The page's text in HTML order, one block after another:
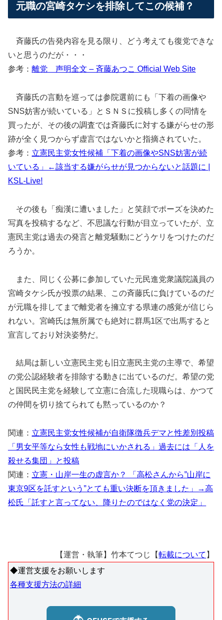
元職の宮崎タケシを排除してこの候補？
斉藤氏の告発内容を見る限り、どう考えても復党できな
いと思うのだが・・・
参考： 離党 声明全文 – 斉藤あつこ Official Web Site
斉藤氏の言動を巡っては参院選前にも「下着の画像や
SNS妨害が続いている」とＳＮＳに投稿し多くの同情を
買ったが、その後の調査では斉藤氏に対する嫌がらせの形
跡が全く見つからず虚言ではないかと指摘されていた。
参考： 立憲民主党女性候補「下着の画像やSNS妨害が続
いている」←該当する嫌がらせが見つからないと話題に |
KSL-Live!
その後も「痴漢に遭いました」と笑顔でポーズを決めた
写真を投稿するなど、不思議な行動が目立っていたが、立
憲民主党は過去の発言と離党騒動にどうケリをつけたのだ
ろうか。
また、同じく公募に参加していた元民進党衆議院議員の
宮崎タケシ氏が投票の結果、この斉藤氏に負けているのだ
が元職を排してまで離党者を擁立する県連の感覚が信じら
れない。宮崎氏は無所属でも絶対に群馬1区で出馬すると
宣言しており対決姿勢だ。
結局は新しい立憲民主党も旧立憲民主党の主導で、希望
の党公認経験者を排除する動きに出ているのだ。希望の党
と国民民主党を経験して立憲に合流した現職らは、かつて
の仲間を切り捨てられても黙っているのか？
関連： 立憲民主党女性候補が自衛隊徴兵デマと性差別投稿
「男女平等なら女性も戦地にいかされる」過去には「人を
殺せる集団」と投稿
関連： 立憲・山岸一生の虚言か？ 「高松さんから”山岸に
東京9区を託すという”とても重い決断を頂きました」→高
松氏「託すと言ってない、降りたのではなく党の決定」
【運営・執筆】竹本てつじ【転載について 】
◆運営支援をお願いします
各種支援方法の詳細